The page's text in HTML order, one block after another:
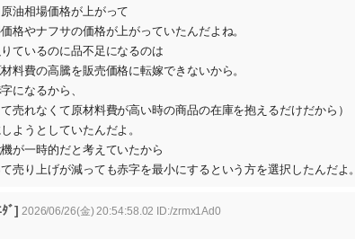
油相場価格が上がって
格やナフサの価格が上がっていたんだよね。
ているのに品不足になるのは
料費の高騰を販売価格に転嫁できないから。
になるから、
売れなくて原材料費が高い時の商品の在庫を抱えるだけだから）
ようとしていたんだよ。
が一時的だと考えていたから
売り上げが減っても赤字を最小にするという方を選択したんだよ。
ﾞ] 2026/06/26(金) 20:54:58.02 ID:/zrmx1Ad0